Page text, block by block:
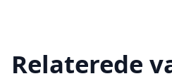
Relaterede